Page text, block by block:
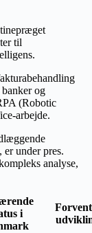
til
og
(Robotic
arbejde.
under pres.
analyse,
i